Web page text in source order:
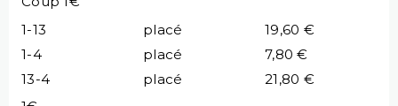
1-13
placé
19,60 €
1-4
placé
7,80 €
13-4
placé
21,80 €